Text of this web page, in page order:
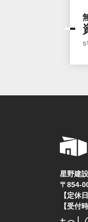
星野建
〒854-
【定休
【受付